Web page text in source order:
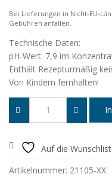
Bei Lieferungen in Nicht-EU-
Gebühren anfallen.
Technische Daten:
pH-Wert: 7,9 im
Enthält Rezepturmäßig
Von Kindern fernhalten!
Auf die
Artikelnummer: 21105-XX